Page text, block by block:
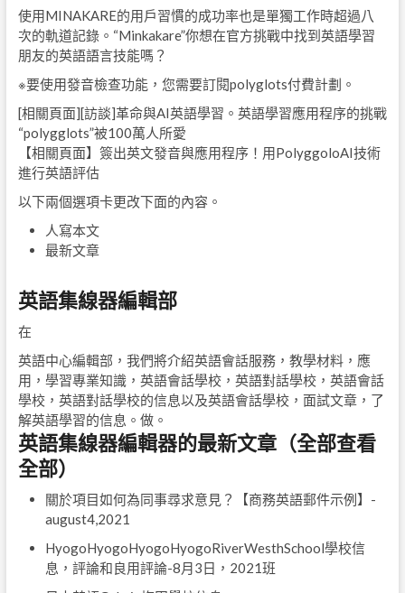
使用MINAKARE的用戶習慣的成功率也是單獨工作時超過八
次的軌道記錄。“Minkakare”你想在官方挑戰中找到英語學習
朋友的英語語言技能嗎？
※要使用發音檢查功能，您需要訂閱polyglots付費計劃。
[相關頁面][訪談]革命與AI英語學習。英語學習應用程序的挑戰
“polygglots”被100萬人所愛
【相關頁面】簽出英文發音與應用程序！用PolyggoloAI技術
進行英語評估
以下兩個選項卡更改下面的內容。
人寫本文
最新文章
英語集線器編輯部
在
英語中心編輯部，我們將介紹英語會話服務，教學材料，應
用，學習專業知識，英語會話學校，英語對話學校，英語會話
學校，英語對話學校的信息以及英語會話學校，面試文章，了
解英語學習的信息。做。
英語集線器編輯器的最新文章（全部查看
全部）
關於項目如何為同事尋求意見？【商務英語郵件示例】 -
august4,2021
HyogoHyogoHyogoHyogoRiverWesthSchool學校信
息，評論和良用評論-8月3日，2021班